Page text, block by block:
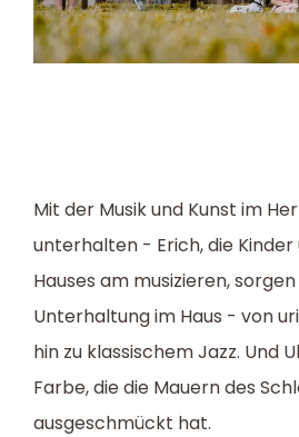
Mit der Musik und Kunst im
unterhalten - Erich, die Kinder
Hauses am musizieren,
Unterhaltung im Haus - von
hin zu klassischem Jazz. Und
Farbe, die die Mauern des
ausgeschmückt hat.